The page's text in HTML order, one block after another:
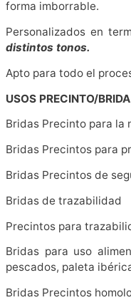
forma imborrable.
Personalizados en
distintos tonos.
Apto para todo el
USOS PRECINTO/BRIDA
Bridas Precinto para la
Bridas Precintos para
Bridas Precintos de
Bridas de trazabilidad
Precintos para
Bridas para uso
pescados, paleta
Bridas Precintos